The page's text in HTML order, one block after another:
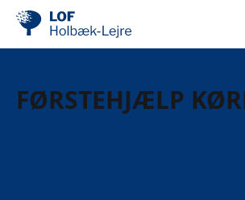
FØRSTEHJÆLP